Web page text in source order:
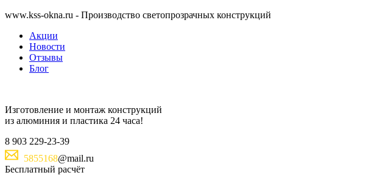
www.kss-okna.ru - Производство светопрозрачных конструкций
Акции
Новости
Отзывы
Блог
Изготовление и монтаж конструкций
из алюминия и пластика 24 часа!
8 903 229-23-39
5855168@mail.ru
Бесплатный расчёт